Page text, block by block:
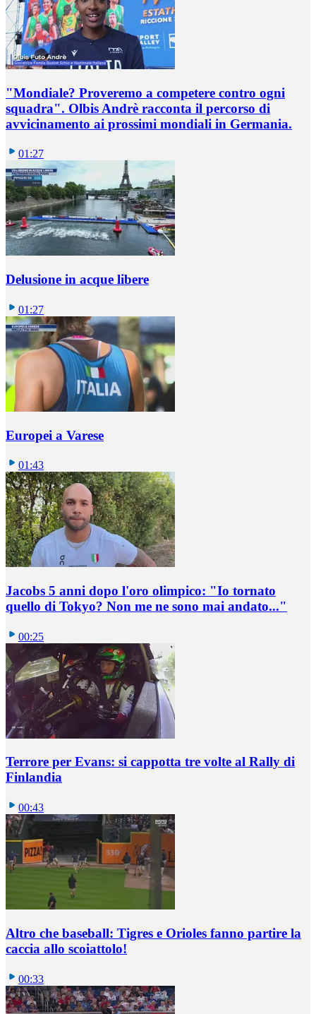
"Mondiale? Proveremo a competere contro ogni
squadra". Olbis Andrè racconta il percorso di
avvicinamento ai prossimi mondiali in Germania.
01:27
Delusione in acque libere
01:27
Europei a Varese
01:43
Jacobs 5 anni dopo l'oro olimpico: "Io tornato
quello di Tokyo? Non me ne sono mai andato..."
00:25
Terrore per Evans: si cappotta tre volte al Rally di
Finlandia
00:43
Altro che baseball: Tigres e Orioles fanno partire la
caccia allo scoiattolo!
00:33